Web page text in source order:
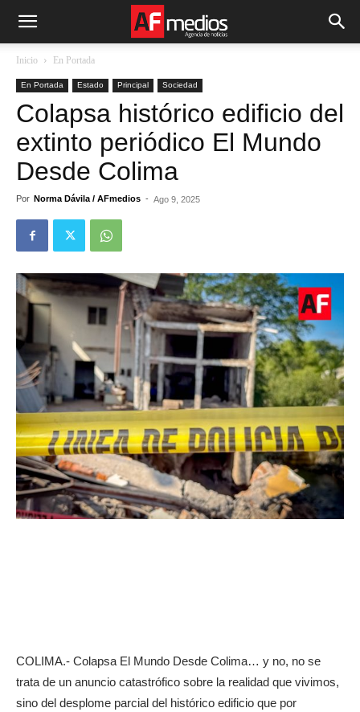
Inicio En Portada
En Portada Estado Principal Sociedad
Colapsa histórico edificio del
extinto periódico El Mundo
Desde Colima
Por Norma Dávila / AFmedios - Ago 9, 2025
COLIMA.- Colapsa El Mundo Desde Colima… y no, no se
trata de un anuncio catastrófico sobre la realidad que vivimos,
sino del desplome parcial del histórico edificio que por